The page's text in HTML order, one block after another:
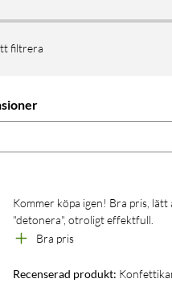
filtrera
Kommer köpa igen! Bra pris, lätt att
"detonera", otroligt effektfull.
Bra pris
Recenserad produkt: